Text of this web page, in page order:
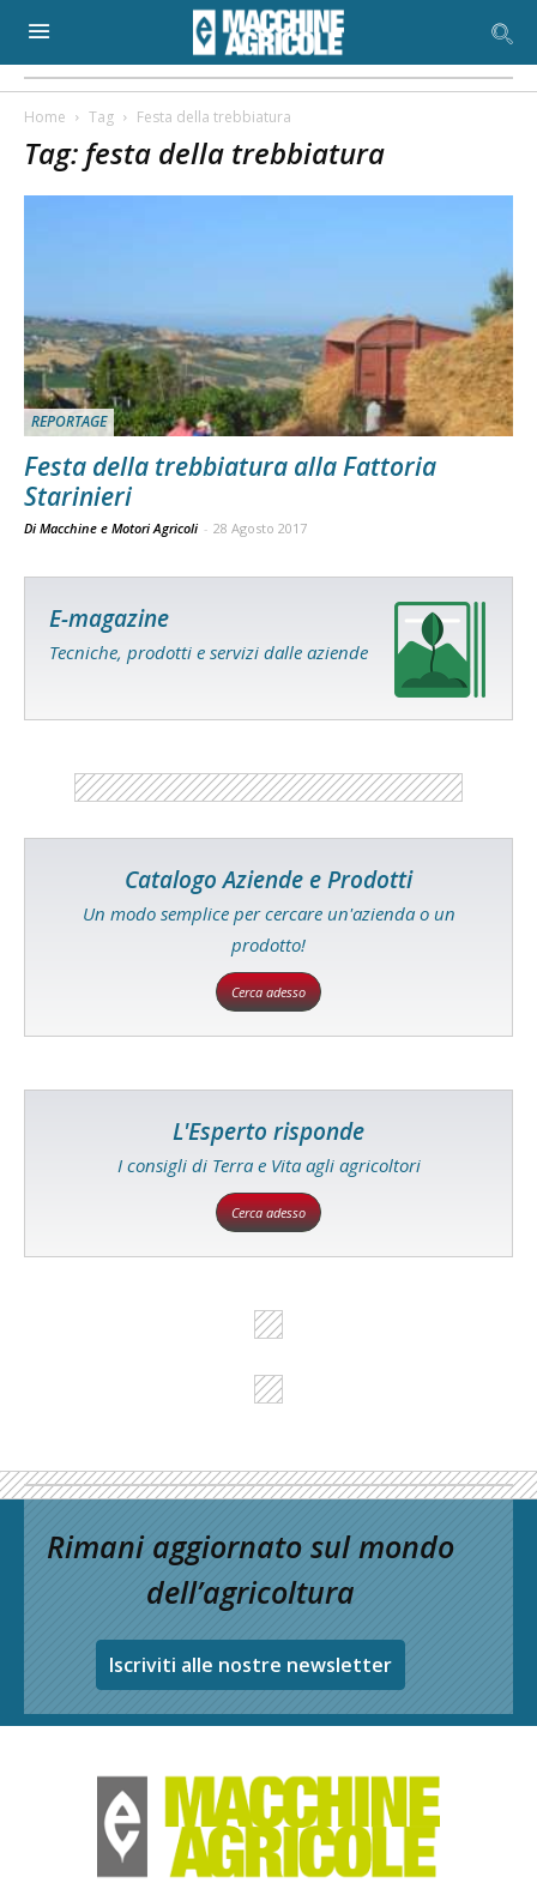
Home Tag Festa della trebbiatura
Tag: festa della trebbiatura
REPORTAGE
Festa della trebbiatura alla Fattoria
Starinieri
Di Macchine e Motori Agricoli - 28 Agosto 2017
E-magazine
Tecniche, prodotti e servizi dalle aziende
Catalogo Aziende e Prodotti
Un modo semplice per cercare un'azienda o un
prodotto!
Cerca adesso
L'Esperto risponde
I consigli di Terra e Vita agli agricoltori
Cerca adesso
Rimani aggiornato sul mondo
dell’agricoltura
Iscriviti alle nostre newsletter